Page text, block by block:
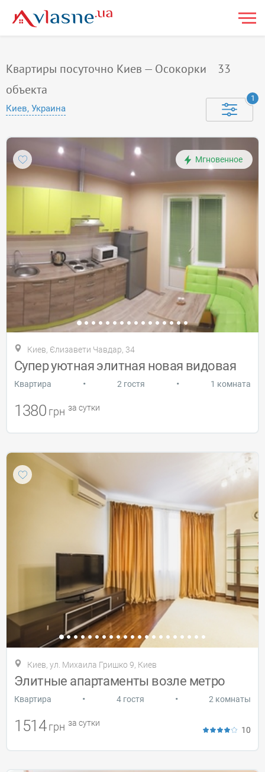
Квартиры посуточно Киев — Осокорки
33
объекта
Киев, Украина
1
Мгновенное
Киев, Єлизавети Чавдар, 34
Супер уютная элитная новая видовая
Квартира • 2 гостя • 1 комната
1380 грн за сутки
Киев, ул. Михаила Гришко 9, Киев
Элитные апартаменты возле метро
Квартира • 4 гостя • 2 комнаты
1514 грн за сутки
10